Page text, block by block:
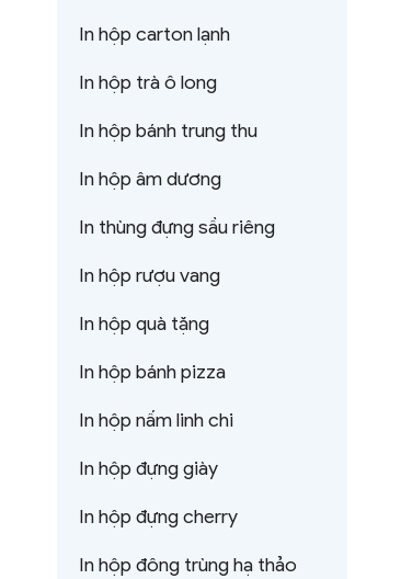
In hộp carton lạnh
In hộp trà ô long
In hộp bánh trung thu
In hộp âm dương
In thùng đựng sầu riêng
In hộp rượu vang
In hộp quà tặng
In hộp bánh pizza
In hộp nấm linh chi
In hộp đựng giày
In hộp đựng cherry
In hộp đông trùng hạ thảo